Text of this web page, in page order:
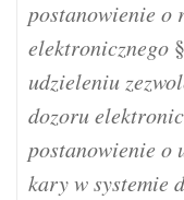
postanowienie o
elektronicznego
udzieleniu
dozoru
postanowienie o
kary w systemie